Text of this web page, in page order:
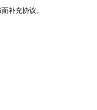
补充协议。